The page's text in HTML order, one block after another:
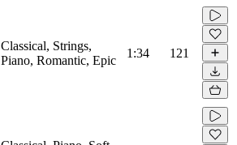
Classical, Strings,
Piano, Romantic, Epic
1:34 121